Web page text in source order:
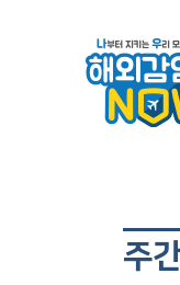
주